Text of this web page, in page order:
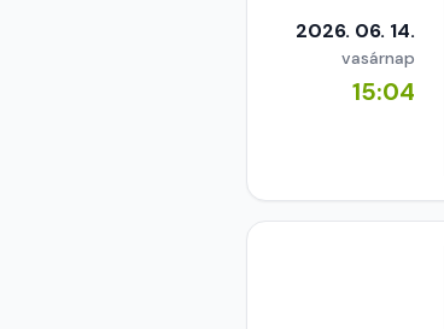
2026. 06. 14.
vasárnap
15:04